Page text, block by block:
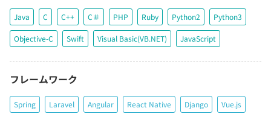
Java C C++ C＃ PHP Ruby Python2 Python3
Objective-C Swift Visual Basic(VB.NET) JavaScript
フレームワーク
Spring Laravel Angular React Native Django Vue.js